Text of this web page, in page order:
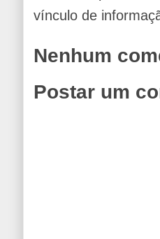
vínculo de
Nenhum
Postar um